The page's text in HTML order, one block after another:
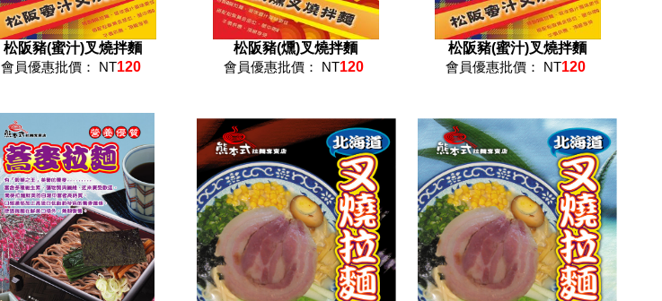
松阪豬(蜜汁)叉燒拌麵
會員優惠批價： NT120
松阪豬(燻)叉燒拌麵
會員優惠批價： NT120
松阪豬(蜜汁)叉燒拌麵
會員優惠批價： NT120